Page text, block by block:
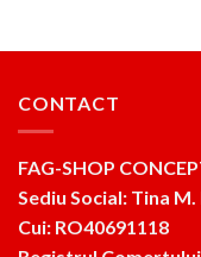
CONTACT
FAG-SHOP
Sediu Social: Tina
Cui: RO40691118